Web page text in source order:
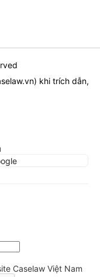
) khi trích dẫn,
Caselaw Việt Nam